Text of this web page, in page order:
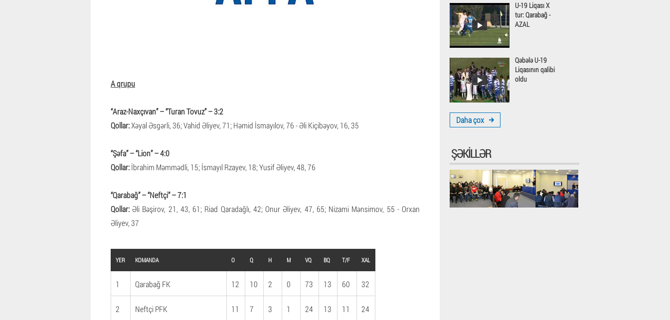
A qrupu
“Araz-Naxçıvan”–“Turan Tovuz” –3:2
Qollar:Xəyal Əsgərli, 36; Vahid Əliyev, 71; Həmid İsmayılov, 76 - Əli Kiçibəyov, 16, 35
“Şəfa”–“Lion” –4:0
Qollar:İbrahim Məmmədli, 15; İsmayıl Rzayev, 18; Yusif Əliyev, 48, 76
“Qarabağ”–“Neftçi” –7:1
Qollar: Əli Bəşirov, 21, 43, 61; Riad Qaradağlı, 42; Onur Əliyev, 47, 65; Nizami Mənsimov, 55 - Orxan
Əliyev, 37
YER KOMANDA O Q H M VQ BQ T/F XAL
1 Qarabağ FK 12 10 2 0 73 13 60 32
2 Neftçi PFK 11 7 3 1 24 13 11 24
U-19 Liqası X
tur: Qarabağ -
AZAL
Qəbələ U-19
Liqasının qalibi
oldu
Daha çox
ŞƏKILLƏR